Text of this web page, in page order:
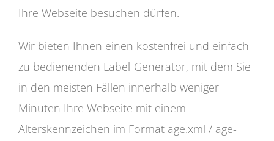
Ihre Webseite besuchen dürfen.
Wir bieten Ihnen einen kostenfrei und einfach
zu bedienenden Label-Generator, mit dem Sie
in den meisten Fällen innerhalb weniger
Minuten Ihre Webseite mit einem
Alterskennzeichen im Format age.xml / age-